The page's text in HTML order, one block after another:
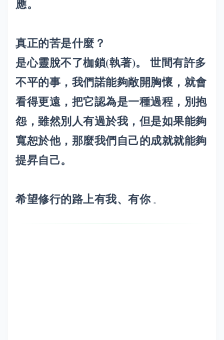
應。
真正的苦是什麼？
是心靈脫不了枷鎖(執著)。 世間有許多
不平的事，我們諾能夠敞開胸懷，就會
看得更遠，把它認為是一種過程，別抱
怨，雖然別人有過於我，但是如果能夠
寬恕於他，那麼我們自己的成就就能夠
提昇自己。
希望修行的路上有我、有你。